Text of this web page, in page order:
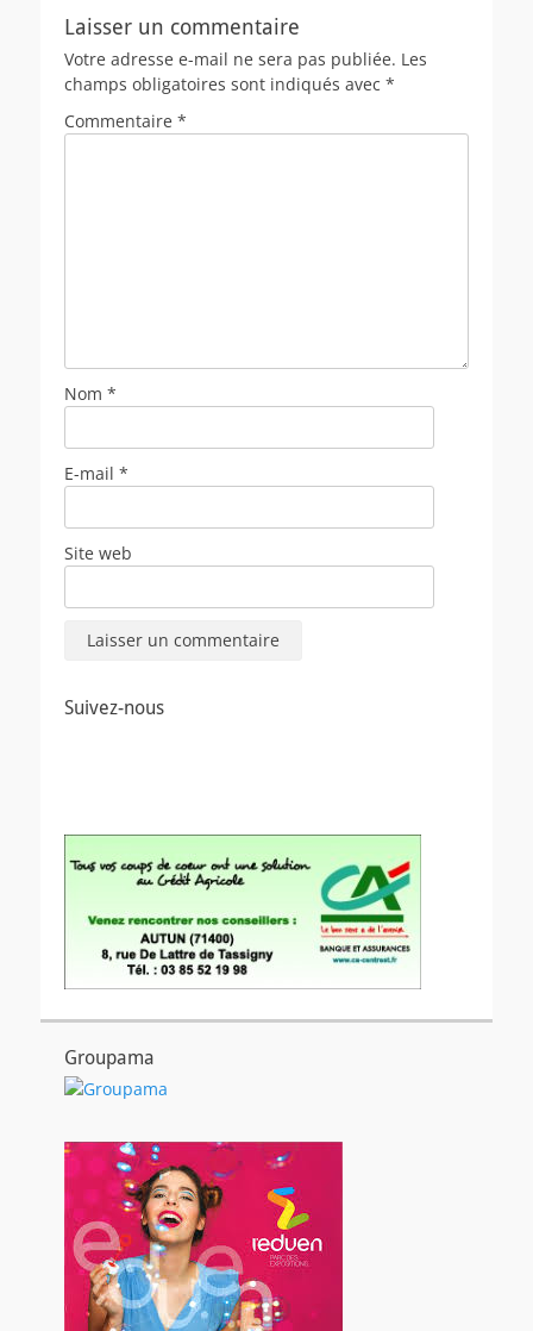
Laisser un commentaire
Votre adresse e-mail ne sera pas publiée. Les
champs obligatoires sont indiqués avec *
Commentaire *
Nom *
E-mail *
Site web
Suivez-nous
Groupama